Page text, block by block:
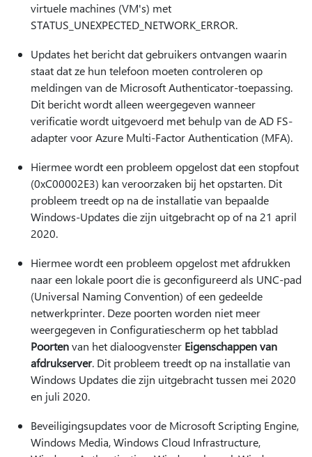
virtuele machines (VM's) met
STATUS_UNEXPECTED_NETWORK_ERROR.
Updates het bericht dat gebruikers ontvangen waarin
staat dat ze hun telefoon moeten controleren op
meldingen van de Microsoft Authenticator-toepassing.
Dit bericht wordt alleen weergegeven wanneer
verificatie wordt uitgevoerd met behulp van de AD FS-
adapter voor Azure Multi-Factor Authentication (MFA).
Hiermee wordt een probleem opgelost dat een stopfout
(0xC00002E3) kan veroorzaken bij het opstarten. Dit
probleem treedt op na de installatie van bepaalde
Windows-Updates die zijn uitgebracht op of na 21 april
2020.
Hiermee wordt een probleem opgelost met afdrukken
naar een lokale poort die is geconfigureerd als UNC-pad
(Universal Naming Convention) of een gedeelde
netwerkprinter. Deze poorten worden niet meer
weergegeven in Configuratiescherm op het tabblad
Poortenvan het dialoogvenster Eigenschappen van
afdrukserver. Dit probleem treedt op na installatie van
Windows Updates die zijn uitgebracht tussen mei 2020
en juli 2020.
Beveiligingsupdates voor de Microsoft Scripting Engine,
Windows Media, Windows Cloud Infrastructure,